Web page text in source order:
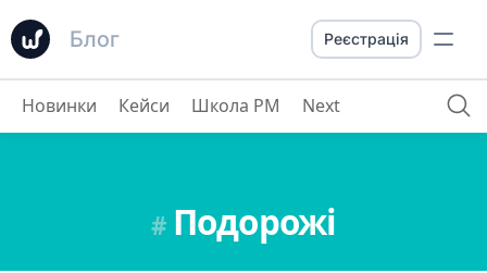
Блог Реєстрація
Новинки Кейси Школа PM Next
#Подорожі